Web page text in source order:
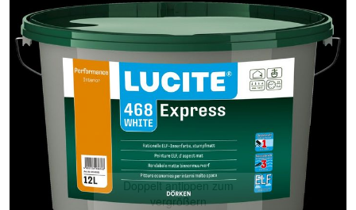
Doppelt antippen zum
vergrößern